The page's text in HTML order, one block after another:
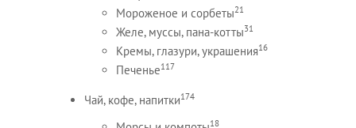
Мороженое и сорбеты21
Желе, муссы, пана-котты31
Кремы, глазури, украшения16
Печенье117
Чай, кофе, напитки174
18